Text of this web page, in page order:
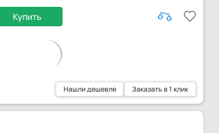
Купить
Нашли дешевле Заказать в 1 клик